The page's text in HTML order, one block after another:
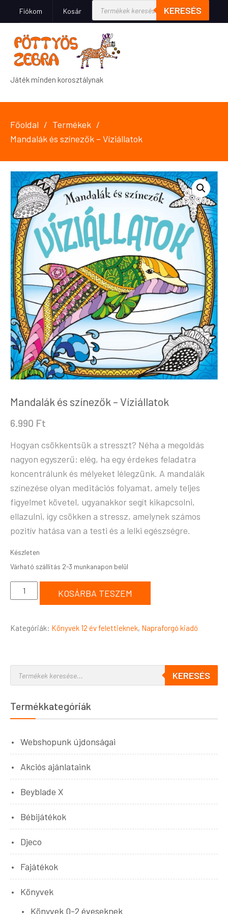
Fiókom Kosár KERESÉS
Játék minden korosztálynak
Főoldal
Termékek
Mandalák és színezők – Víziállatok
Mandalák és színezők – Víziállatok
6.990 Ft
Hogyan csökkentsük a stresszt? Néha a megoldás
nagyon egyszerű: elég, ha egy érdekes feladatra
koncentrálunk és mélyeket lélegzünk. A mandalák
színezése olyan meditációs folyamat, amely teljes
figyelmet követel, ugyanakkor segít kikapcsolni,
ellazulni, így csökken a stressz, amelynek számos
pozitív hatása van a testi és a lelki egészségre.
Készleten
KOSÁRBA TESZEM
Kategóriák: Könyvek 12 év felettieknek, Napraforgó kiadó
KERESÉS
Termékkategóriák
Webshopunk újdonságai
Akciós ajánlataink
Beyblade X
Bébijátékok
Djeco
Fajátékok
Könyvek
Könyvek 0-2 éveseknek